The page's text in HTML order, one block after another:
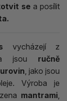
se a posílit
vycházejí z
jsou ručně
, jako jsou
Výroba je
mantrami,